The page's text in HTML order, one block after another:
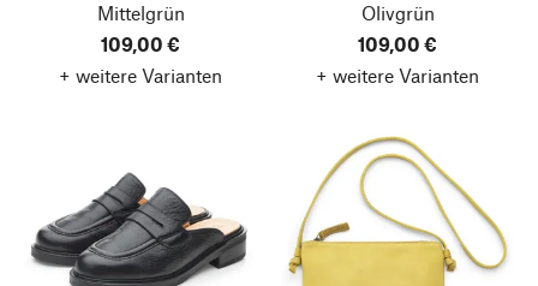
Mittelgrün
109,00 €
+ weitere Varianten
Olivgrün
109,00 €
+ weitere Varianten